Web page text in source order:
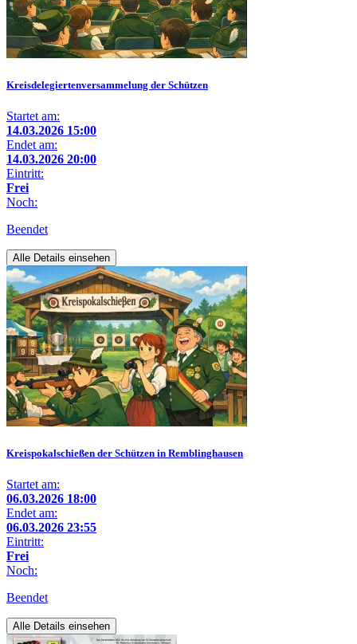
Kreisdelegiertenversammelung der Schützen
Startet am:
14.03.2026 15:00
Endet am:
14.03.2026 20:00
Eintritt:
Frei
Noch:
Beendet
Alle Details einsehen
Kreispokalschießen der Schützen in Remblinghausen
Startet am:
06.03.2026 18:00
Endet am:
06.03.2026 23:55
Eintritt:
Frei
Noch:
Beendet
Alle Details einsehen